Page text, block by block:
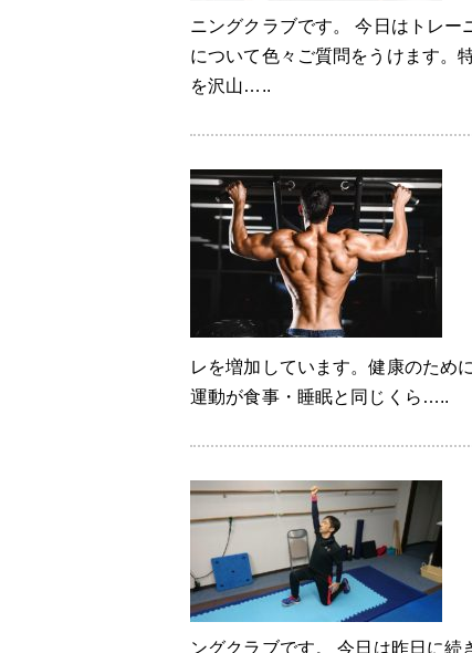
ニングクラブです。 今日はトレー
について色々ご質問をうけます。
を沢山…..
レを増加しています。健康のため
運動が食事・睡眠と同じくら…..
ングクラブです。 今日は昨日に